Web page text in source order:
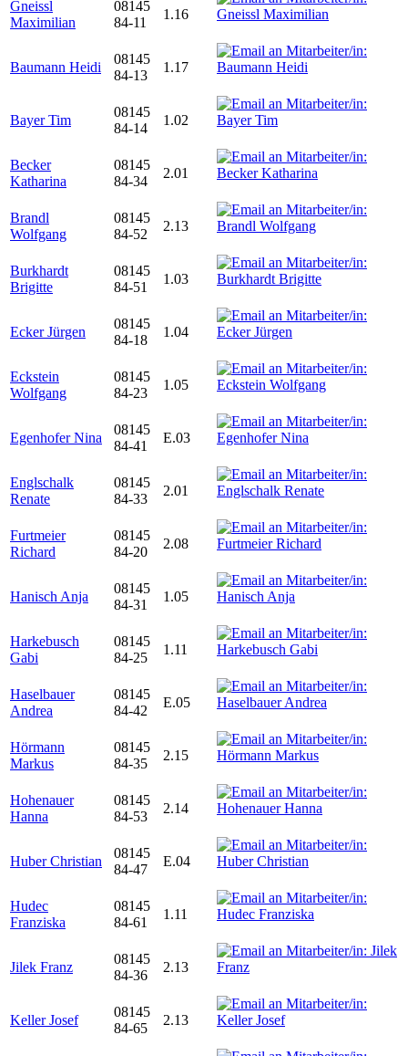
Gneissl
Maximilian
08145
84-11
1.16
Baumann Heidi
08145
84-13
1.17
Bayer Tim
08145
84-14
1.02
Becker
Katharina
08145
84-34
2.01
Brandl
Wolfgang
08145
84-52
2.13
Burkhardt
Brigitte
08145
84-51
1.03
Ecker Jürgen
08145
84-18
1.04
Eckstein
Wolfgang
08145
84-23
1.05
Egenhofer Nina
08145
84-41
E.03
Englschalk
Renate
08145
84-33
2.01
Furtmeier
Richard
08145
84-20
2.08
Hanisch Anja
08145
84-31
1.05
Harkebusch
Gabi
08145
84-25
1.11
Haselbauer
Andrea
08145
84-42
E.05
Hörmann
Markus
08145
84-35
2.15
Hohenauer
Hanna
08145
84-53
2.14
Huber Christian
08145
84-47
E.04
Hudec
Franziska
08145
84-61
1.11
Jilek Franz
08145
84-36
2.13
Keller Josef
08145
84-65
2.13